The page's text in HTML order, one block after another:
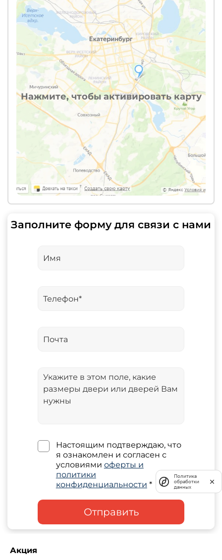
Нажмите, чтобы активировать карту
Заполните форму для связи с нами
Настоящим подтверждаю, что
я ознакомлен и согласен с
условиями оферты и
политики
конфиденциальности *
Отправить
Акция
Политика
обработки
данных